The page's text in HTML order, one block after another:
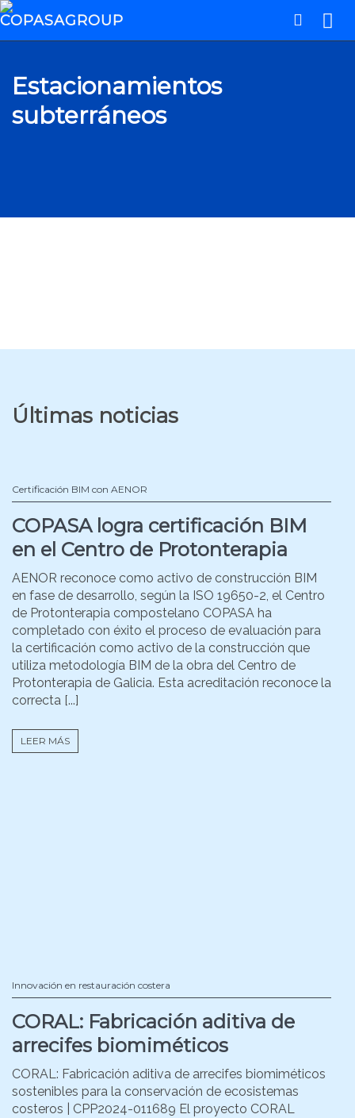
Estacionamientos
subterráneos
Últimas noticias
Certificación BIM con AENOR
COPASA logra certificación BIM
en el Centro de Protonterapia
AENOR reconoce como activo de construcción BIM
en fase de desarrollo, según la ISO 19650-2, el Centro
de Protonterapia compostelano COPASA ha
completado con éxito el proceso de evaluación para
la certificación como activo de la construcción que
utiliza metodología BIM de la obra del Centro de
Protonterapia de Galicia. Esta acreditación reconoce la
correcta [...]
LEER MÁS
Innovación en restauración costera
CORAL: Fabricación aditiva de
arrecifes biomiméticos
CORAL: Fabricación aditiva de arrecifes biomiméticos
sostenibles para la conservación de ecosistemas
costeros | CPP2024-011689 El proyecto CORAL